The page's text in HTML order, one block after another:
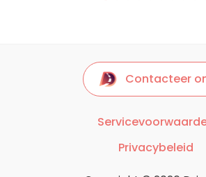
Contacteer
Privacybeleid